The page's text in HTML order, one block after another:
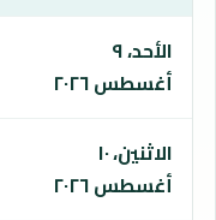
الأحد، ٩
أغسطس ٢٠٢٦
الاثنين، ١٠
أغسطس ٢٠٢٦